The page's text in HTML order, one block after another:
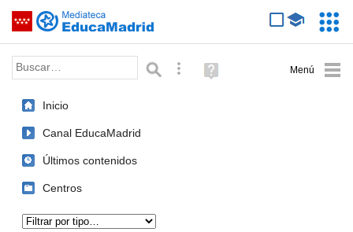
Saltar navegación
Palabra o frase: Búsqueda avanzada
Ayuda
(en
Inicio
Canal EducaMadrid
Últimos contenidos
Centros